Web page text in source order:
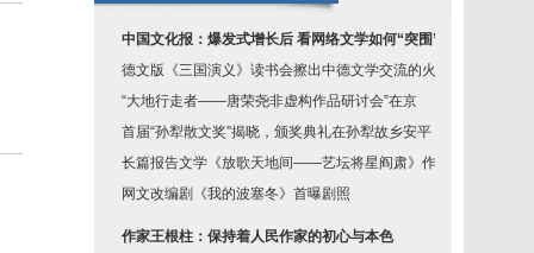
爱情题材短剧《蛊色撩人》在陕西西
中国文化报：爆发式增长后 看网络文学如何“突围”
德文版《三国演义》读书会擦出中德文学交流的火
“大地行走者——唐荣尧非虚构作品研讨会”在京
首届“孙犁散文奖”揭晓，颁奖典礼在孙犁故乡安平
长篇报告文学《放歌天地间——艺坛将星阎肃》作
网文改编剧《我的波塞冬》首曝剧照
作家王根柱：保持着人民作家的初心与本色